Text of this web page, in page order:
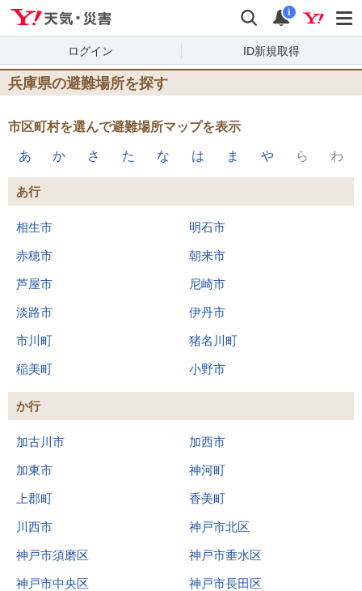
検索 通知
i
ログイン ID新規取得
兵庫県の避難場所を探す
市区町村を選んで避難場所マップを表示
あ か さ た な は ま や ら わ
あ行
相生市 明石市
赤穂市 朝来市
芦屋市 尼崎市
淡路市 伊丹市
市川町 猪名川町
稲美町 小野市
か行
加古川市 加西市
加東市 神河町
上郡町 香美町
川西市 神戸市北区
神戸市須磨区 神戸市垂水区
神戸市中央区 神戸市長田区